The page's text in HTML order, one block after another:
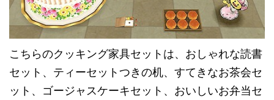
こちらのクッキング家具セットは、おしゃれな読書
セット、ティーセットつきの机、すてきなお茶会セ
ット、ゴージャスケーキセット、おいしいお弁当セ